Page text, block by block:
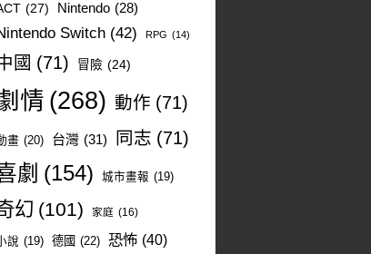
(27) Nintendo (28)
Switch (42) RPG (14)
國 (71) 冒險 (24)
情 (268) 動作 (71)
畫 (20) 台灣 (31) 同志 (71)
劇 (154) 城市畫報 (19)
幻 (101) 家庭 (16)
說 (19) 德國 (22) 恐怖 (40)